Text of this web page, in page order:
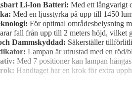
Li-Ion Batteri: Med ett långvarigt
Med en ljusstyrka på upp till 1450
För optimal områdesbelysning
fall från upp till 2 meters höjd, vilket
Dammskyddad: Säkerställer
Lampan är utrustad med en röd/
Med 7 positioner kan lampan
Handtaget har en krok för extra